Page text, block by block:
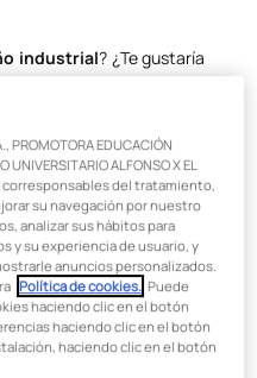
industrial? ¿Te gustaría
o de servicios
y de gran
podrás acceder tras cursar
Industrial y Desarrollo de
estécentrada en el
nuevos productos,
el proceso que los
hacer realidad cualquier
en el mercado de
PROMOTORA EDUCACIÓN
UNIVERSITARIO ALFONSO X EL
corresponsables del tratamiento,
su navegación por nuestro
analizar sus hábitos para
y su experiencia de usuario, y
anuncios personalizados.
Política de cookies. . Puede
haciendo clic en el botón
haciendo clic en el botón
haciendo clic en el botón